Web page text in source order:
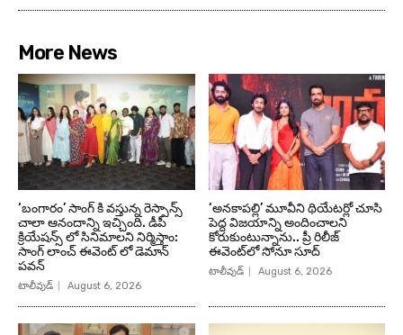
More News
‘బంగారం’ సాంగ్ కి వస్తున్న రెస్పాన్స్
చాలా ఆనందాన్ని ఇచ్చింది. డీపీ
క్రియేషన్స్ లో సినిమాలని నిర్మిస్తాం:
సాంగ్ లాంచ్ ఈవెంట్ లో డెమాన్
పవన్
టాలీవుడ్ August 6, 2026
‘అనకాపల్లి’ మూవీని థియేటర్లో చూసి
పెద్ద విజయాన్ని అందించాలని
కోరుకుంటున్నాను.. ప్రీ రిలీజ్
ఈవెంట్‌లో సోనూ సూద్
టాలీవుడ్ August 6, 2026